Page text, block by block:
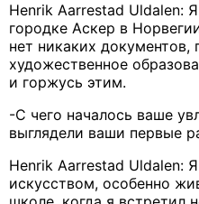
Henrik Aarrestad Uldalen:
городке Аскер в
нет никаких
художественное
и горжусь этим.
-С чего началось ваше
выглядели ваши первые
Henrik Aarrestad Uldalen:
искусством, особенно